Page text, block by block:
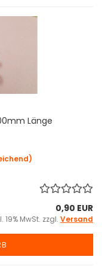
Länge
0,90 EUR
19% MwSt. zzgl. Versand